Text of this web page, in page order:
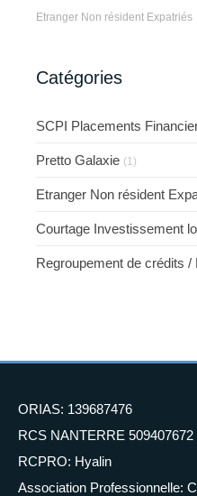
Etranger Non résident Expatriés
Catégories
SCPI Placements
Pretto Galaxie (1)
Etranger Non résident
Courtage Investissement
Regroupement de crédits /
ORIAS: 139687476
RCS NANTERRE 509407672
RCPRO: Hyalin
Association Professionnelle: